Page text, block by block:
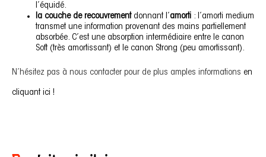
l’équidé.
la couche de recouvrementdonnant l’ amorti : l’amorti medium
transmet une information provenant des mains partiellement
absorbée. C’est une absorption intermédiaire entre le canon
Soft (très amortissant) et le canon Strong (peu amortissant).
N’hésitez pas à nous contacter pour de plus amples informations en
cliquant ici !